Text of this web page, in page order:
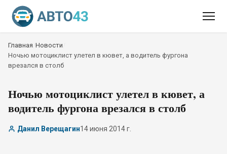
Главная Новости
Ночью мотоциклист улетел в кювет, а водитель фургона
врезался в столб
Ночью мотоциклист улетел в кювет, а
водитель фургона врезался в столб
Данил Верещагин14 июня 2014 г.